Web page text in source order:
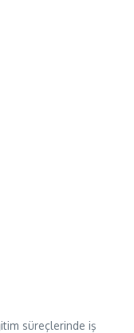
süreçlerinde iş